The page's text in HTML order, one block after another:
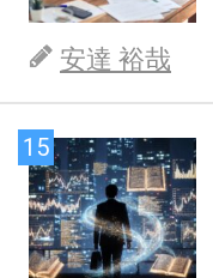
安達 裕哉
15